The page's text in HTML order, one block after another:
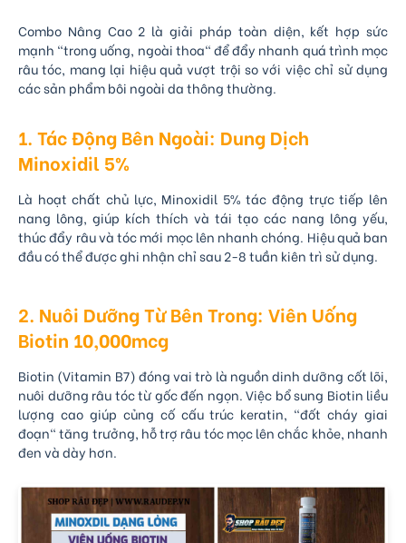
Combo Nâng Cao 2 là giải pháp toàn diện, kết hợp sức
mạnh "trong uống, ngoài thoa" để đẩy nhanh quá trình mọc
râu tóc, mang lại hiệu quả vượt trội so với việc chỉ sử dụng
các sản phẩm bôi ngoài da thông thường.
1. Tác Động Bên Ngoài: Dung Dịch
Minoxidil 5%
Là hoạt chất chủ lực, Minoxidil 5% tác động trực tiếp lên
nang lông, giúp kích thích và tái tạo các nang lông yếu,
thúc đẩy râu và tóc mới mọc lên nhanh chóng. Hiệu quả ban
đầu có thể được ghi nhận chỉ sau 2-8 tuần kiên trì sử dụng.
2. Nuôi Dưỡng Từ Bên Trong: Viên Uống
Biotin 10,000mcg
Biotin (Vitamin B7) đóng vai trò là nguồn dinh dưỡng cốt lõi,
nuôi dưỡng râu tóc từ gốc đến ngọn. Việc bổ sung Biotin liều
lượng cao giúp củng cố cấu trúc keratin, "đốt cháy giai
đoạn" tăng trưởng, hỗ trợ râu tóc mọc lên chắc khỏe, nhanh
đen và dày hơn.